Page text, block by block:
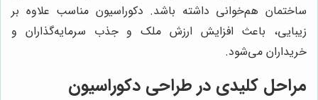
ساختمان هم‌خوانی داشته باشد. دکوراسیون مناسب علاوه بر
زیبایی، باعث افزایش ارزش ملک و جذب سرمایه‌گذاران و
خریداران می‌شود.
مراحل کلیدی در طراحی دکوراسیون